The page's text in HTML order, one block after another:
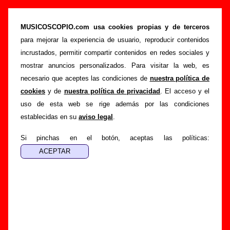
MUSICOSCOPIO.com usa cookies propias y de terceros
para mejorar la experiencia de usuario, reproducir contenidos
incrustados, permitir compartir contenidos en redes sociales y
mostrar anuncios personalizados. Para visitar la web, es
necesario que aceptes las condiciones de nuestra política de
cookies y de nuestra política de privacidad . El acceso y el
uso de esta web se rige además por las condiciones
establecidas en su aviso legal .
Si pinchas en el botón, aceptas las políticas:
La Casa Azul - Añadir o corregir información
Portada >La Casa Azul >Añadir
Si tienes información adicional, puedes enviar nueva
información o corregir la existente mediante el siguiente
formulario o escribiendo un e-mail a
guialven@musicoscopio.com.Gracias por tu
colaboración.
Nombre: